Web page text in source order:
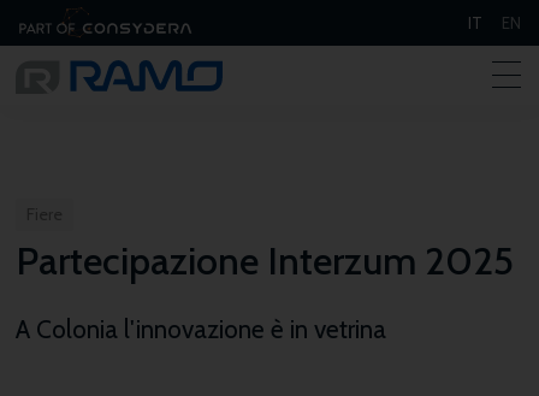
IT EN
Partecipazione Interzum 2025
A Colonia l'innovazione è in vetrina